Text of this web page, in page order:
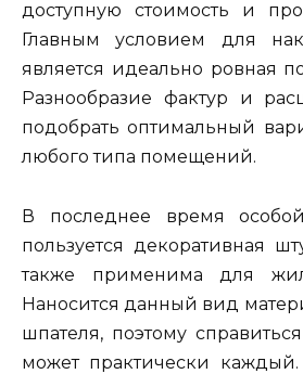
доступную стоимость и
Главным условием для
является идеально ровная
Разнообразие фактур и
подобрать оптимальный
любого типа помещений.
В последнее время
пользуется декоративная
также применима для
Наносится данный вид
шпателя, поэтому
может практически